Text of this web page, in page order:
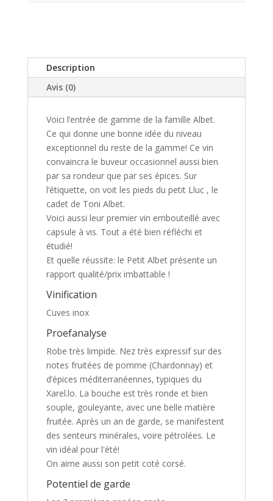
Description
Avis (0)
Voici l’entrée de gamme de la famille Albet.
Ce qui donne une bonne idée du niveau
exceptionnel du reste de la gamme! Ce vin
convaincra le buveur occasionnel aussi bien
par sa rondeur que par ses épices. Sur
l’étiquette, on voit les pieds du petit Lluc , le
cadet de Toni Albet.
Voici aussi leur premier vin embouteillé avec
capsule à vis. Tout a été bien réfléchi et
étudié!
Et quelle réussite: le Petit Albet présente un
rapport qualité/prix imbattable !
Vinification
Cuves inox
Proefanalyse
Robe très limpide. Nez très expressif sur des
notes fruitées de pomme (Chardonnay) et
d’épices méditerranéennes, typiques du
Xarel.lo. La bouche est très ronde et bien
souple, gouleyante, avec une belle matière
fruitée. Après un an de garde, se manifestent
des senteurs minérales, voire pétrolées. Le
vin idéal pour l'été!
On aime aussi son petit coté corsé.
Potentiel de garde